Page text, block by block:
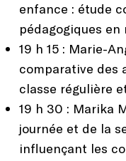
enfance : étude
pédagogiques
19 h 15 : Marie-
comparative des
classe régulière
19 h 30 : Marika
journée et de la
influençant les